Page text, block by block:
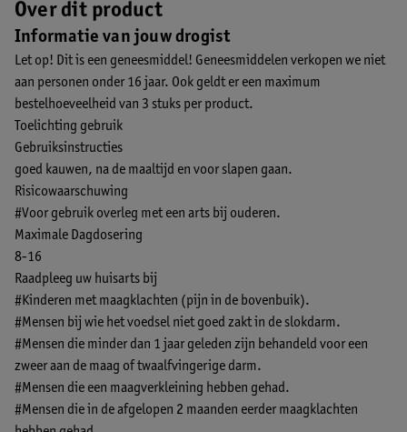
Over dit product
Informatie van jouw drogist
Let op! Dit is een geneesmiddel! Geneesmiddelen verkopen we niet
aan personen onder 16 jaar. Ook geldt er een maximum
bestelhoeveelheid van 3 stuks per product.
Toelichting gebruik
Gebruiksinstructies
goed kauwen, na de maaltijd en voor slapen gaan.
Risicowaarschuwing
#Voor gebruik overleg met een arts bij ouderen.
Maximale Dagdosering
8-16
Raadpleeg uw huisarts bij
#Kinderen met maagklachten (pijn in de bovenbuik).
#Mensen bij wie het voedsel niet goed zakt in de slokdarm.
#Mensen die minder dan 1 jaar geleden zijn behandeld voor een
zweer aan de maag of twaalfvingerige darm.
#Mensen die een maagverkleining hebben gehad.
#Mensen die in de afgelopen 2 maanden eerder maagklachten